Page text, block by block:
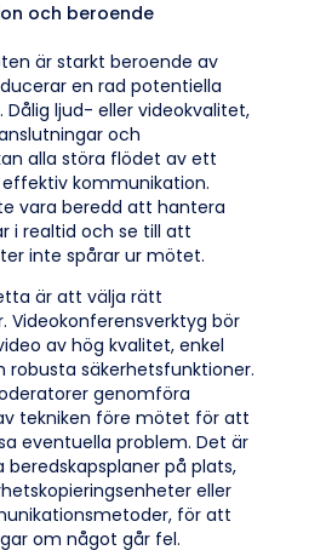
och beroende
är starkt beroende av
en rad potentiella
Dålig ljud- eller videokvalitet,
och
alla störa flödet av ett
kommunikation.
vara beredd att hantera
i realtid och se till att
inte spårar ur mötet.
är att välja rätt
Videokonferensverktyg bör
av hög kvalitet, enkel
robusta säkerhetsfunktioner.
genomföra
tekniken före mötet för att
eventuella problem. Det är
på plats,
eller
för att
om något går fel.